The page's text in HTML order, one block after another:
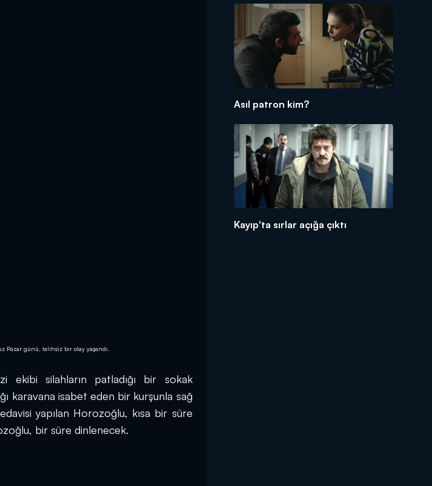
Pazar günü, talihsiz bir olay yaşandı.
ekibi silahların patladığı bir sokak
karavana isabet eden bir kurşunla sağ
yapılan Horozoğlu, kısa bir süre
bir süre dinlenecek.
Asıl patron kim?
Kayıp'ta sırlar açığa çıktı